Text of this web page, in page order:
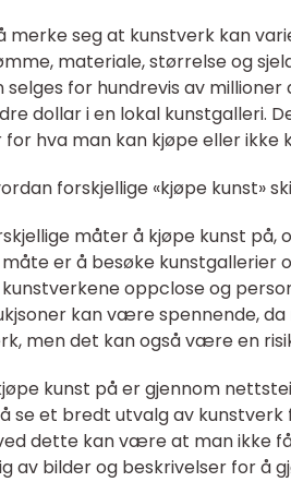
merke seg at kunstverk kan
materiale, størrelse og
selges for hundrevis av
dollar i en lokal kunstgalleri.
hva man kan kjøpe eller ikke
forskjellige «kjøpe kunst»
måter å kjøpe kunst
er å besøke kunstgallerier
oppclose og
kan være spennende,
men det kan også være en
kunst på er gjennom
se et bredt utvalg av
dette kan være at man ikke
av bilder og beskrivelser for å